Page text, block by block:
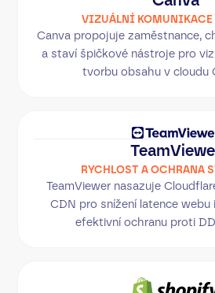
VIZUÁLNÍ KOMUNIKACE
Canva propojuje zaměstnance,
a staví špičkové nástroje pro
tvorbu obsahu v cloudu
RYCHLOST A OCHRANA
TeamViewer nasazuje
CDN pro snížení latence webu
efektivní ochranu proti